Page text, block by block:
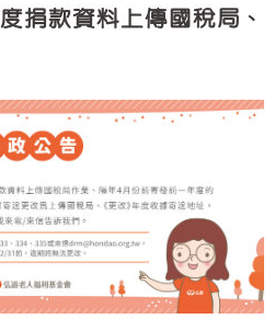
捐款資料上傳國稅局、